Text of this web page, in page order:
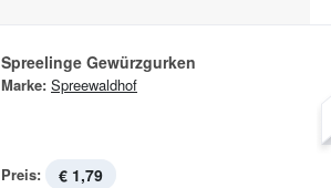
Spreelinge Gewürzgurken
Marke: Spreewaldhof
Preis: € 1,79